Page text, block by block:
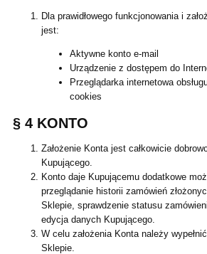
Dla prawidłowego funkcjonowania i
jest:
Aktywne konto e-mail
Urządzenie z dostępem do
Przeglądarka internetowa
cookies
§ 4 KONTO
Założenie Konta jest całkowicie
Kupującego.
Konto daje Kupującemu dodatkowe
przeglądanie historii zamówień
Sklepie, sprawdzenie statusu
edycja danych Kupującego.
W celu założenia Konta należy
Sklepie.